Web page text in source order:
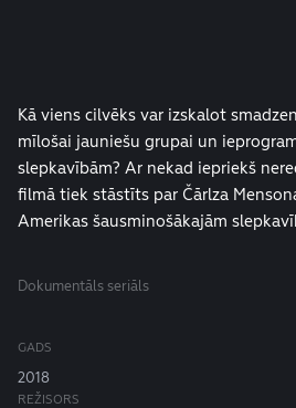
Kā viens cilvēks var izskalot
mīlošai jauniešu grupai un
slepkavībām? Ar nekad iepriekš
filmā tiek stāstīts par Čārlza
Amerikas šausminošākajām
Dokumentāls seriāls
GADS
2018
REŽISORS